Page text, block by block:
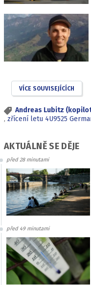
VÍCE SOUVISEJÍCÍCH
Andreas Lubitz
, zřícení letu 4U9525
AKTUÁLNĚ SE DĚJE
před 28 minutami
před 49 minutami